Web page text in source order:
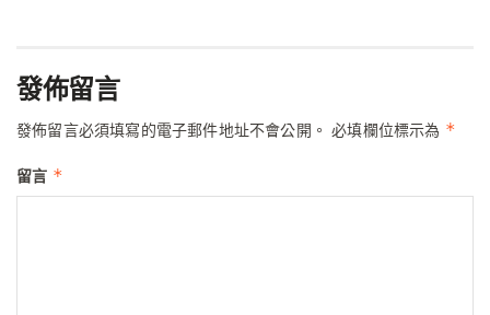
發佈留言
發佈留言必須填寫的電子郵件地址不會公開。 必填欄位標示為 *
留言 *